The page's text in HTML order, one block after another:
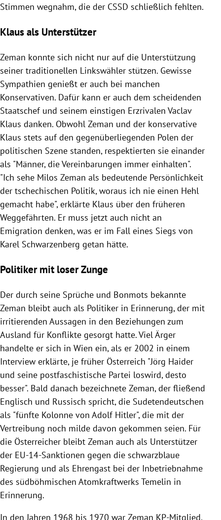
Stimmen wegnahm, die der CSSD schließlich fehlten.
Klaus als Unterstützer
Zeman konnte sich nicht nur auf die Unterstützung
seiner traditionellen Linkswähler stützen. Gewisse
Sympathien genießt er auch bei manchen
Konservativen. Dafür kann er auch dem scheidenden
Staatschef und seinem einstigen Erzrivalen Vaclav
Klaus danken. Obwohl Zeman und der konservative
Klaus stets auf den gegenüberliegenden Polen der
politischen Szene standen, respektierten sie einander
als "Männer, die Vereinbarungen immer einhalten".
"Ich sehe Milos Zeman als bedeutende Persönlichkeit
der tschechischen Politik, woraus ich nie einen Hehl
gemacht habe", erklärte Klaus über den früheren
Weggefährten. Er muss jetzt auch nicht an
Emigration denken, was er im Fall eines Siegs von
Karel Schwarzenberg getan hätte.
Politiker mit loser Zunge
Der durch seine Sprüche und Bonmots bekannte
Zeman bleibt auch als Politiker in Erinnerung, der mit
irritierenden Aussagen in den Beziehungen zum
Ausland für Konflikte gesorgt hatte. Viel Ärger
handelte er sich in Wien ein, als er 2002 in einem
Interview erklärte, je früher Österreich "Jörg Haider
und seine postfaschistische Partei loswird, desto
besser". Bald danach bezeichnete Zeman, der fließend
Englisch und Russisch spricht, die Sudetendeutschen
als "fünfte Kolonne von Adolf Hitler", die mit der
Vertreibung noch milde davon gekommen seien. Für
die Österreicher bleibt Zeman auch als Unterstützer
der EU-14-Sanktionen gegen die schwarzblaue
Regierung und als Ehrengast bei der Inbetriebnahme
des südböhmischen Atomkraftwerks Temelin in
Erinnerung.
In den Jahren 1968 bis 1970 war Zeman KP-Mitglied,